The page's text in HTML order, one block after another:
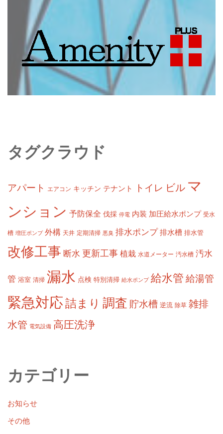
タグクラウド
アパート エアコン キッチン テナント トイレ ビル マ
ンション 予防保全 伐採 停電 内装 加圧給水ポンプ 受水
槽 増圧ポンプ 外構 天井 定期清掃 悪臭 排水ポンプ 排水槽 排水管
改修工事 断水 更新工事 植栽 水道メーター 汚水槽 汚水
管 浴室 清掃 漏水 点検 特別清掃 給水ポンプ 給水管 給湯管
緊急対応詰まり 調査 貯水槽 逆流 除草 雑排
水管 電気設備 高圧洗浄
カテゴリー
お知らせ
その他